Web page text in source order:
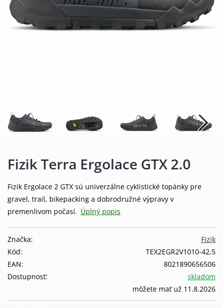
Fizik Terra Ergolace GTX 2.0
Fizik Ergolace 2 GTX sú univerzálne cyklistické topánky pre
gravel, trail, bikepacking a dobrodružné výpravy v
premenlivom počasí. Úplný popis
Fizik
Značka:
TEX2EGR2V1010-42,5
Kód:
8021890656506
EAN:
skladom
môžete mať už 11.8.2026
Dostupnosť: